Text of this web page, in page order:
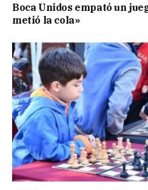
Boca Unidos empató un
metió la cola»